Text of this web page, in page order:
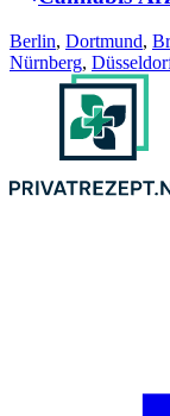
Berlin, Dortmund,
Nürnberg,